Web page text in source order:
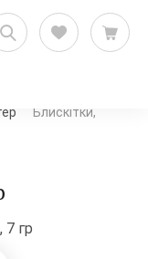
Блискітки,